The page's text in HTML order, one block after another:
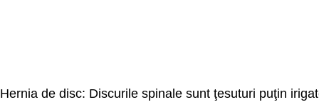
Hernia de disc: Discurile spinale sunt ţesuturi puţin